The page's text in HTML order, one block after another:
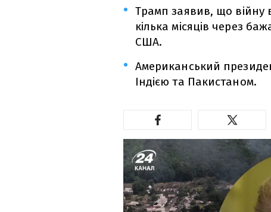
Трамп заявив, що війну
кілька місяців через
США.
Американський
Індією та Пакистаном.